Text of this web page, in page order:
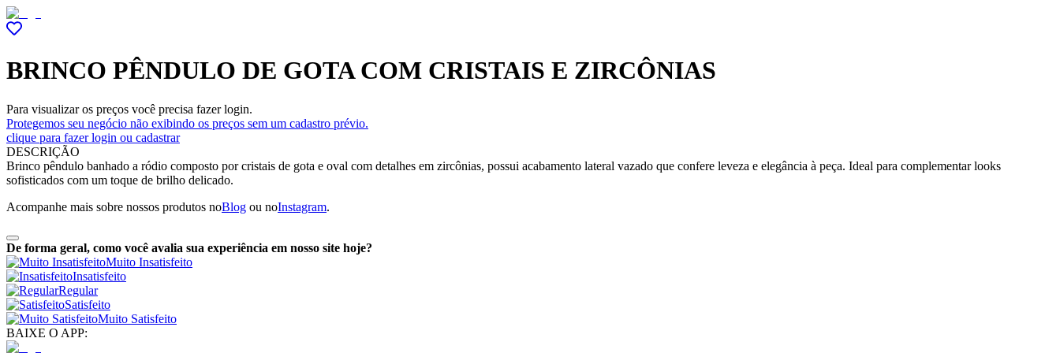
BRINCO PÊNDULO DE GOTA COM CRISTAIS E ZIRCÔNIAS
Para visualizar os preços você precisa fazer login.
Protegemos seu negócio não exibindo os preços sem um cadastro prévio.
clique para fazer login ou cadastrar
DESCRIÇÃO
Brinco pêndulo banhado a ródio composto por cristais de gota e oval com detalhes em zircônias, possui acabamento lateral vazado que confere leveza e elegância à peça. Ideal para complementar looks
sofisticados com um toque de brilho delicado.
Acompanhe mais sobre nossos produtos noBlog ou noInstagram.
De forma geral, como você avalia sua experiência em nosso site hoje?
Muito Insatisfeito
Insatisfeito
Regular
Satisfeito
Muito Satisfeito
BAIXE O APP: